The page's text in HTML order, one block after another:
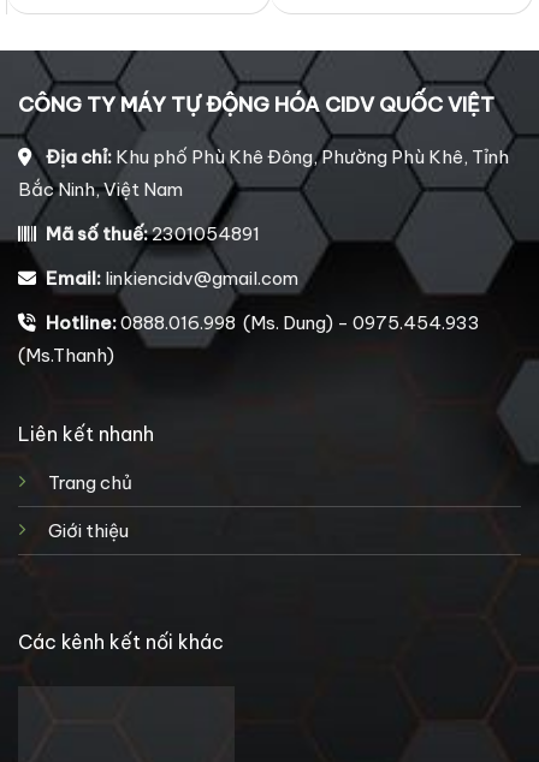
CÔNG TY MÁY TỰ ĐỘNG HÓA CIDV QUỐC VIỆT
Địa chỉ: Khu phố Phù Khê Đông, Phường Phù Khê, Tỉnh
Bắc Ninh, Việt Nam
Mã số thuế:2301054891
Email: linkiencidv@gmail.com
Hotline:0888.016.998 (Ms. Dung) - 0975.454.933
(Ms.Thanh)
Liên kết nhanh
Trang chủ
Giới thiệu
Các kênh kết nối khác